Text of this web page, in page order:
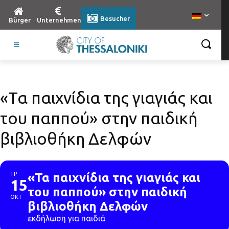
Bürger Unternehmen Besucher
«Τα παιχνίδια της γιαγιάς και
του παππού» στην παιδική
βιβλιοθήκη Δελφών
ΤΡ
15
ΟΚΤ
«Τα παιχνίδια της γιαγιάς και
του παππού» στην παιδική
βιβλιοθήκη Δελφών
εκδήλωση για παιδιά